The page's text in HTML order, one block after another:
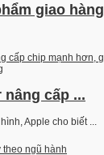
giao hàng
nâng cấp ...
Apple cho biết ...